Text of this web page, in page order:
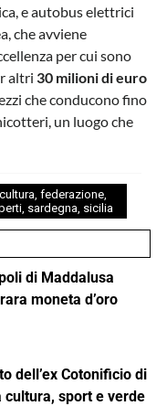
e autobus elettrici
che avviene
per cui sono
altri 30 milioni di euro
che conducono fino
un luogo che
cultura, federazione,
, sardegna, sicilia
di Maddalusa
moneta d’oro
dell’ex Cotonificio di
cultura, sport e verde